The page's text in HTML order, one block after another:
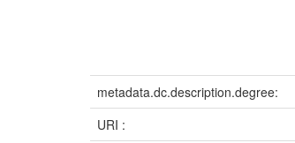
metadata.dc.description.degree:
URI :